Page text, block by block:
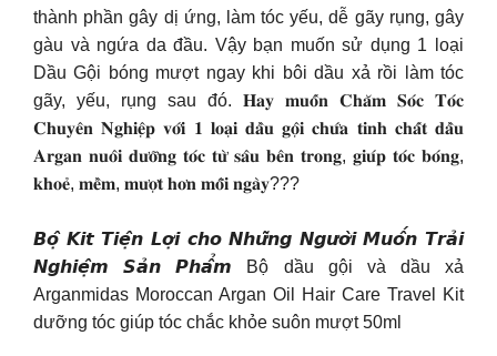
thành phần gây dị ứng, làm tóc yếu, dễ gãy rụng, gây
gàu và ngứa da đầu. Vậy bạn muốn sử dụng 1 loại
Dầu Gội bóng mượt ngay khi bôi dầu xả rồi làm tóc
gãy, yếu, rụng sau đó. 𝐇𝐚𝐲 𝐦𝐮𝐨̂́𝐧 𝐂𝐡𝐚̆𝐦 𝐒𝐨́𝐜 𝐓𝐨́𝐜
𝐂𝐡𝐮𝐲𝐞̂𝐧 𝐍𝐠𝐡𝐢𝐞̣̂𝐩 𝐯𝐨̛́𝐢 𝟏 𝐥𝐨𝐚̣𝐢 𝐝𝐚̂̀𝐮 𝐠𝐨̣̂𝐢 𝐜𝐡𝐮̛́𝐚 𝐭𝐢𝐧𝐡 𝐜𝐡𝐚̂́𝐭 𝐝𝐚̂̀𝐮
𝐀𝐫𝐠𝐚𝐧 𝐧𝐮𝐨̂𝐢 𝐝𝐮̛𝐨̛̃𝐧𝐠 𝐭𝐨́𝐜 𝐭𝐮̛̀ 𝐬𝐚̂𝐮 𝐛𝐞̂𝐧 𝐭𝐫𝐨𝐧𝐠, 𝐠𝐢𝐮́𝐩 𝐭𝐨́𝐜 𝐛𝐨́𝐧𝐠,
𝐤𝐡𝐨𝐞̉, 𝐦𝐞̂̀𝐦, 𝐦𝐮̛𝐨̛̣𝐭 𝐡𝐨̛𝐧 𝐦𝐨̂̃𝐢 𝐧𝐠𝐚̀𝐲???
𝘽𝙤̣̂ 𝙆𝙞𝙩 𝙏𝙞𝙚̣̂𝙣 𝙇𝙤̛̣𝙞 𝙘𝙝𝙤 𝙉𝙝𝙪̛̃𝙣𝙜 𝙉𝙜𝙪̛𝙤̛̀𝙞 𝙈𝙪𝙤̂́𝙣 𝙏𝙧𝙖̉𝙞
𝙉𝙜𝙝𝙞𝙚̣̂𝙢 𝙎𝙖̉𝙣 𝙋𝙝𝙖̂̉𝙢 Bộ dầu gội và dầu xả
Arganmidas Moroccan Argan Oil Hair Care Travel Kit
dưỡng tóc giúp tóc chắc khỏe suôn mượt 50ml